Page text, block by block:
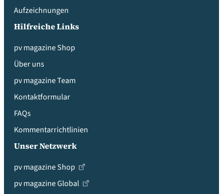
Aufzeichnungen
Hilfreiche Links
pv magazine Shop
Über uns
pv magazine Team
Kontaktformular
FAQs
Kommentarrichtlinien
Unser Netzwerk
pv magazine Shop
pv magazine Global